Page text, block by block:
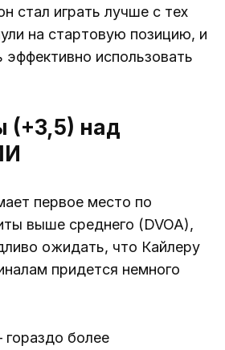
стал играть лучше с тех
на стартовую позицию, и
использовать
(+3,5) над
первое место по
выше среднего (DVOA),
ожидать, что Кайлеру
придется немного
более